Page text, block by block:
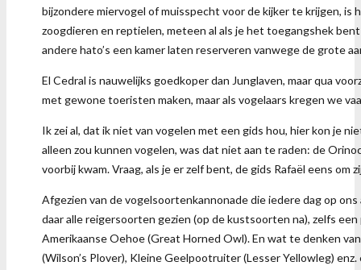
bijzondere miervogel of muisspecht voor de kijker te krijgen,
zoogdieren en reptielen, meteen al als je het toegangshek
andere hato’s een kamer laten reserveren vanwege de grote
El Cedral is nauwelijks goedkoper dan Junglaven, maar qua
met gewone toeristen maken, maar als vogelaars kregen we
Ik zei al, dat ik niet van vogelen met een gids hou, hier kon je
alleen zou kunnen vogelen, was dat niet aan te raden: de
voorbij kwam. Vraag, als je er zelf bent, de gids Rafaël eens om
Afgezien van de vogelsoortenkannonade die iedere dag op
daar alle reigersoorten gezien (op de kustsoorten na), zelfs
Amerikaanse Oehoe (Great Horned Owl). En wat te denken
(Wilson’s Plover), Kleine Geelpootruiter (Lesser Yellowleg) enz.